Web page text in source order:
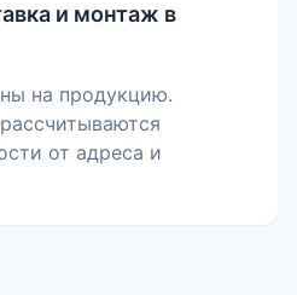
и монтаж в
на продукцию.
от адреса и